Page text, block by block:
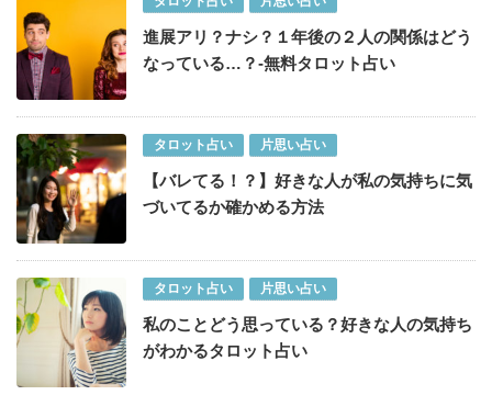
進展アリ？ナシ？１年後の２人の関係はどう
なっている…？-無料タロット占い
タロット占い 片思い占い
【バレてる！？】好きな人が私の気持ちに気
づいてるか確かめる方法
タロット占い 片思い占い
私のことどう思っている？好きな人の気持ち
がわかるタロット占い